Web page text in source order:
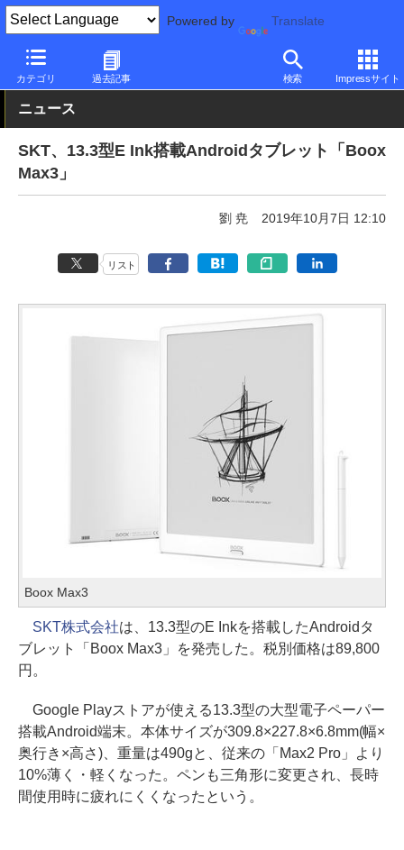
Powered by Translate
カテゴリ 過去記事 検索 Impressサイト
PC Watch パソコン/タブレット/スマートフォン タブレット
ニュース
SKT、13.3型E Ink搭載Androidタブレット「Boox
Max3」
劉 尭 2019年10月7日 12:10
リスト
Boox Max3
SKT株式会社は、13.3型のE Inkを搭載したAndroidタ
ブレット「Boox Max3」を発売した。税別価格は89,800
円。
Google Playストアが使える13.3型の大型電子ペーパー
搭載Android端末。本体サイズが309.8×227.8×6.8mm(幅×
奥行き×高さ)、重量は490gと、従来の「Max2 Pro」より
10%薄く・軽くなった。ペンも三角形に変更され、長時
間使用時に疲れにくくなったという。